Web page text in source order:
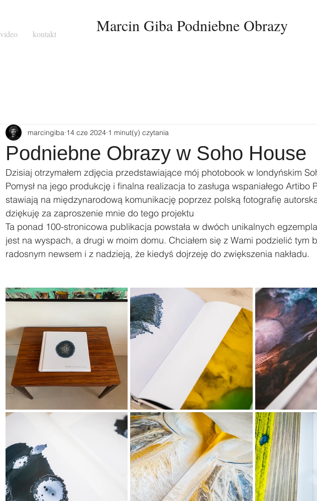
Marcin Giba Podniebne Obrazy
video kontakt
Podniebne Obrazy w Soho House
marcingiba 14 cze 2024 1 minut(y) czytania
Dzisiaj otrzymałem zdjęcia przedstawiające mój photobook w londyńskim
Pomysł na jego produkcję i finalna realizacja to zasługa wspaniałego Artibo
stawiają na międzynarodową komunikację poprzez polską fotografię
dziękuję za zaproszenie mnie do tego projektu
Ta ponad 100-stronicowa publikacja powstała w dwóch unikalnych
jest na wyspach, a drugi w moim domu. Chciałem się z Wami podzielić tym
radosnym newsem i z nadzieją, że kiedyś dojrzeję do zwiększenia nakładu.